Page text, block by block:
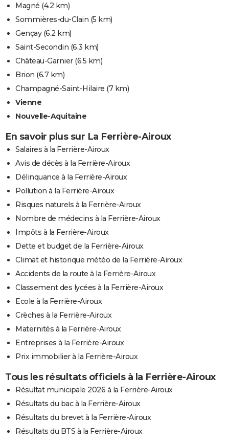
Magné (4.2 km)
Sommières-du-Clain (5 km)
Gençay(6.2 km)
Saint-Secondin (6.3 km)
Château-Garnier(6.5 km)
Brion (6.7 km)
Champagné-Saint-Hilaire (7 km)
Vienne
Nouvelle-Aquitaine
En savoir plus sur La Ferrière-Airoux
Salaires à la Ferrière-Airoux
Avis de décès à la Ferrière-Airoux
Délinquance à la Ferrière-Airoux
Pollution à la Ferrière-Airoux
Risques naturels à la Ferrière-Airoux
Nombre de médecins à la Ferrière-Airoux
Impôts à la Ferrière-Airoux
Dette et budget de la Ferrière-Airoux
Climat et historique météo de la Ferrière-Airoux
Accidents de la route à la Ferrière-Airoux
Classement des lycées à la Ferrière-Airoux
Ecole à la Ferrière-Airoux
Crèches à la Ferrière-Airoux
Maternités à la Ferrière-Airoux
Entreprises à la Ferrière-Airoux
Prix immobilier à la Ferrière-Airoux
Tous les résultats officiels à la Ferrière-Airoux
Résultat municipale 2026 à la Ferrière-Airoux
Résultats du bac à la Ferrière-Airoux
Résultats du brevet à la Ferrière-Airoux
Résultats du BTS à la Ferrière-Airoux